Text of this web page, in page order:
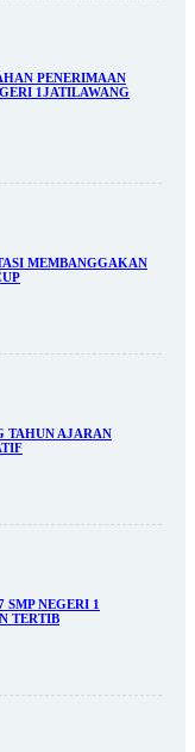
PENERIMAAN
1JATILAWANG
MEMBANGGAKAN
TAHUN AJARAN
SMP NEGERI 1
TERTIB